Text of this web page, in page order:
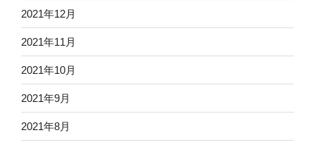
2021年12月
2021年11月
2021年10月
2021年9月
2021年8月